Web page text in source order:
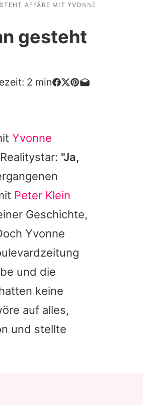
AFFÄRE MIT YVONNE
gesteht
2 min
Yvonne
"Ja,
Peter Klein
Geschichte,
Yvonne
und die
keine
auf alles,
und stellte